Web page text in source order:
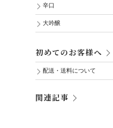
辛口
大吟醸
初めてのお客様へ
配送・送料について
関連記事